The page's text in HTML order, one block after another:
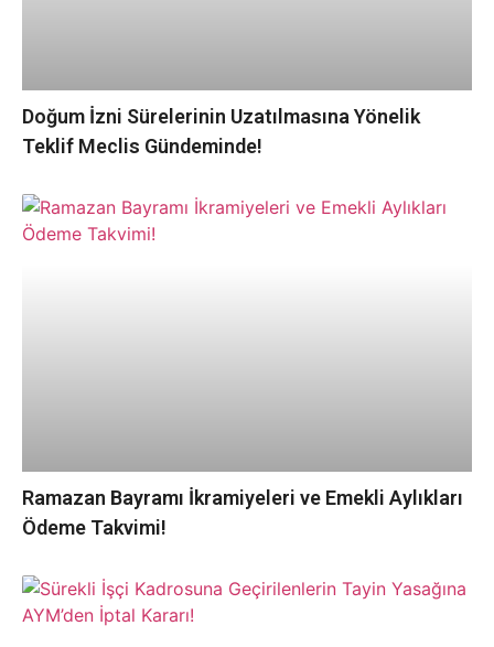
Doğum İzni Sürelerinin Uzatılmasına Yönelik
Teklif Meclis Gündeminde!
Ramazan Bayramı İkramiyeleri ve Emekli Aylıkları
Ödeme Takvimi!